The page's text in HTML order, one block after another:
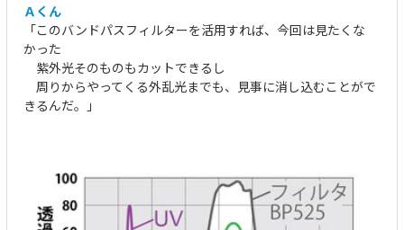
Ａくん
「このバンドパスフィルターを活用すれば、今回は見たくな
かった
紫外光そのものもカットできるし
周りからやってくる外乱光までも、見事に消し込むことがで
きるんだ。」